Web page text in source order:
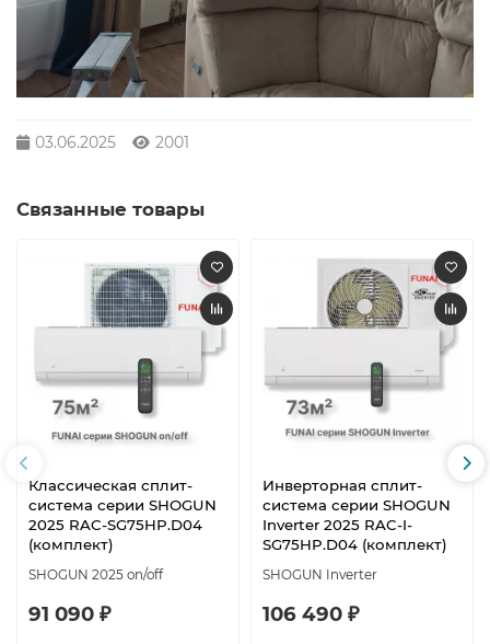
03.06.2025 2001
Связанные товары
Классическая сплит-
система серии SHOGUN
2025 RAC-SG75HP.D04
(комплект)
SHOGUN 2025 on/off
91 090 ₽
Инверторная сплит-
система серии SHOGUN
Inverter 2025 RAC-I-
SG75HP.D04 (комплект)
SHOGUN Inverter
106 490 ₽